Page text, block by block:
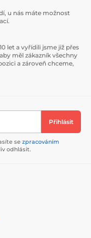
u nás máte možnost
let a vyřídili jsme již přes
měl zákazník všechny
a zároveň chceme,
Přihlásit
se zpracováním
odhlásit.